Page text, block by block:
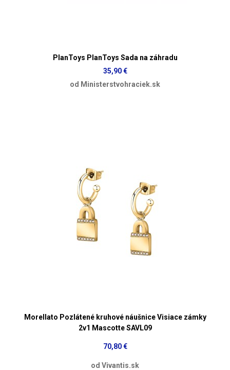
PlanToys PlanToys Sada na záhradu
35,90 €
od Ministerstvohraciek.sk
Morellato Pozlátené kruhové náušnice Visiace zámky
2v1 Mascotte SAVL09
70,80 €
od Vivantis.sk